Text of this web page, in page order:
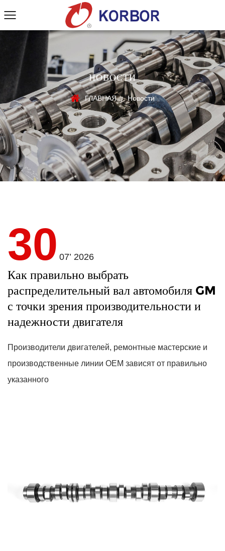
НОВОСТИ
ГЛАВНАЯ / Новости
30 07’ 2026
Как правильно выбрать
распределительный вал автомобиля GM
с точки зрения производительности и
надежности двигателя
Производители двигателей, ремонтные мастерские и
производственные линии OEM зависят от правильно
указанного